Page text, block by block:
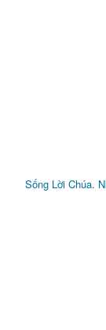
Sống Lời Chúa.